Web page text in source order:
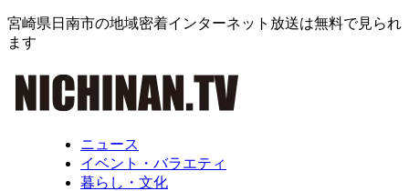
宮崎県日南市の地域密着インターネット放送は無料で見られ
ます
ニュース
イベント・バラエティ
暮らし・文化